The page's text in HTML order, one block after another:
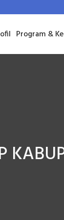
Program &